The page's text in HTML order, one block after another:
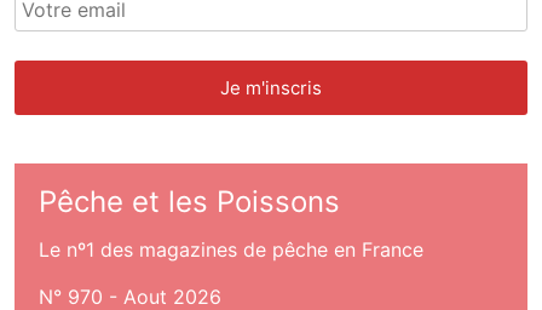
Pêche et les Poissons
Le nº1 des magazines de pêche en France
N° 970 - Aout 2026